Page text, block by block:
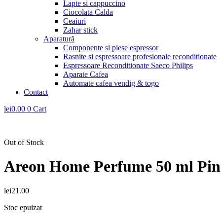
Lapte si cappuccino
Ciocolata Calda
Ceaiuri
Zahar stick
Aparatură
Componente si piese espressor
Rasnite si espressoare profesionale reconditionate
Espressoare Reconditionate Saeco Philips
Aparate Cafea
Automate cafea vendig & togo
Contact
lei0.00 0 Cart
Out of Stock
Areon Home Perfume 50 ml
lei21.00
Stoc epuizat